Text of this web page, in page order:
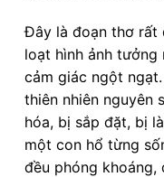
Đây là đoạn thơ rất
loạt hình ảnh
cảm giác ngột
thiên nhiên nguyên
hóa, bị sắp đặt, bị
một con hổ từng
đều phóng